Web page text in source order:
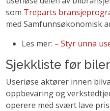
som Treparts
med Samfunnsøkonomisk
Les mer: – Styr unna
Sjekkliste før
Useriøse aktører innen
oppbevaring og
operere med svært lave